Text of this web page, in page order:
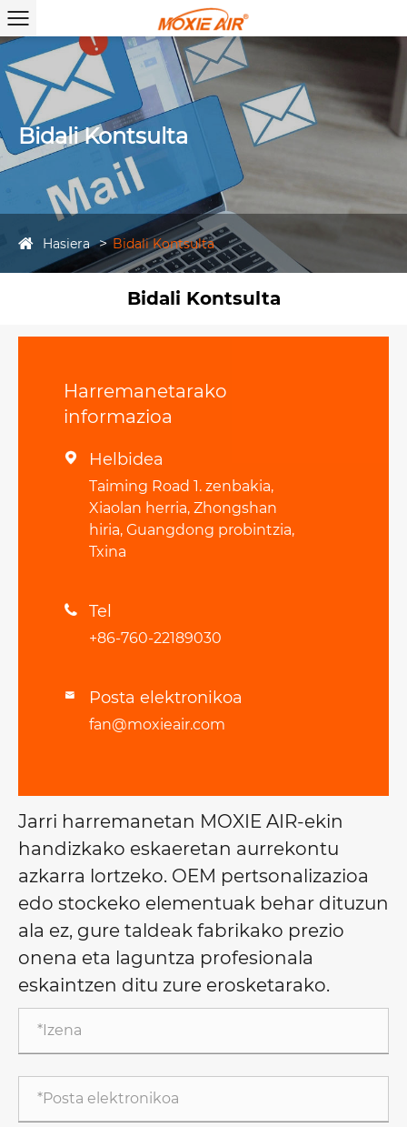
Bidali Kontsulta
Hasiera Bidali Kontsulta
Bidali Kontsulta
Harremanetarako
informazioa
 Helbidea
Taiming Road 1. zenbakia,
Xiaolan herria, Zhongshan
hiria, Guangdong probintzia,
Txina
 Tel
+86-760-22189030
 Posta elektronikoa
fan@moxieair.com
Jarri harremanetan MOXIE AIR-ekin
handizkako eskaeretan aurrekontu
azkarra lortzeko. OEM pertsonalizazioa
edo stockeko elementuak behar dituzun
ala ez, gure taldeak fabrikako prezio
onena eta laguntza profesionala
eskaintzen ditu zure erosketarako.